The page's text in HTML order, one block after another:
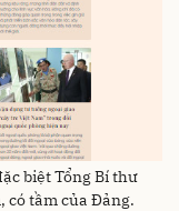
biệt Tổng Bí thư
có tầm của Đảng.